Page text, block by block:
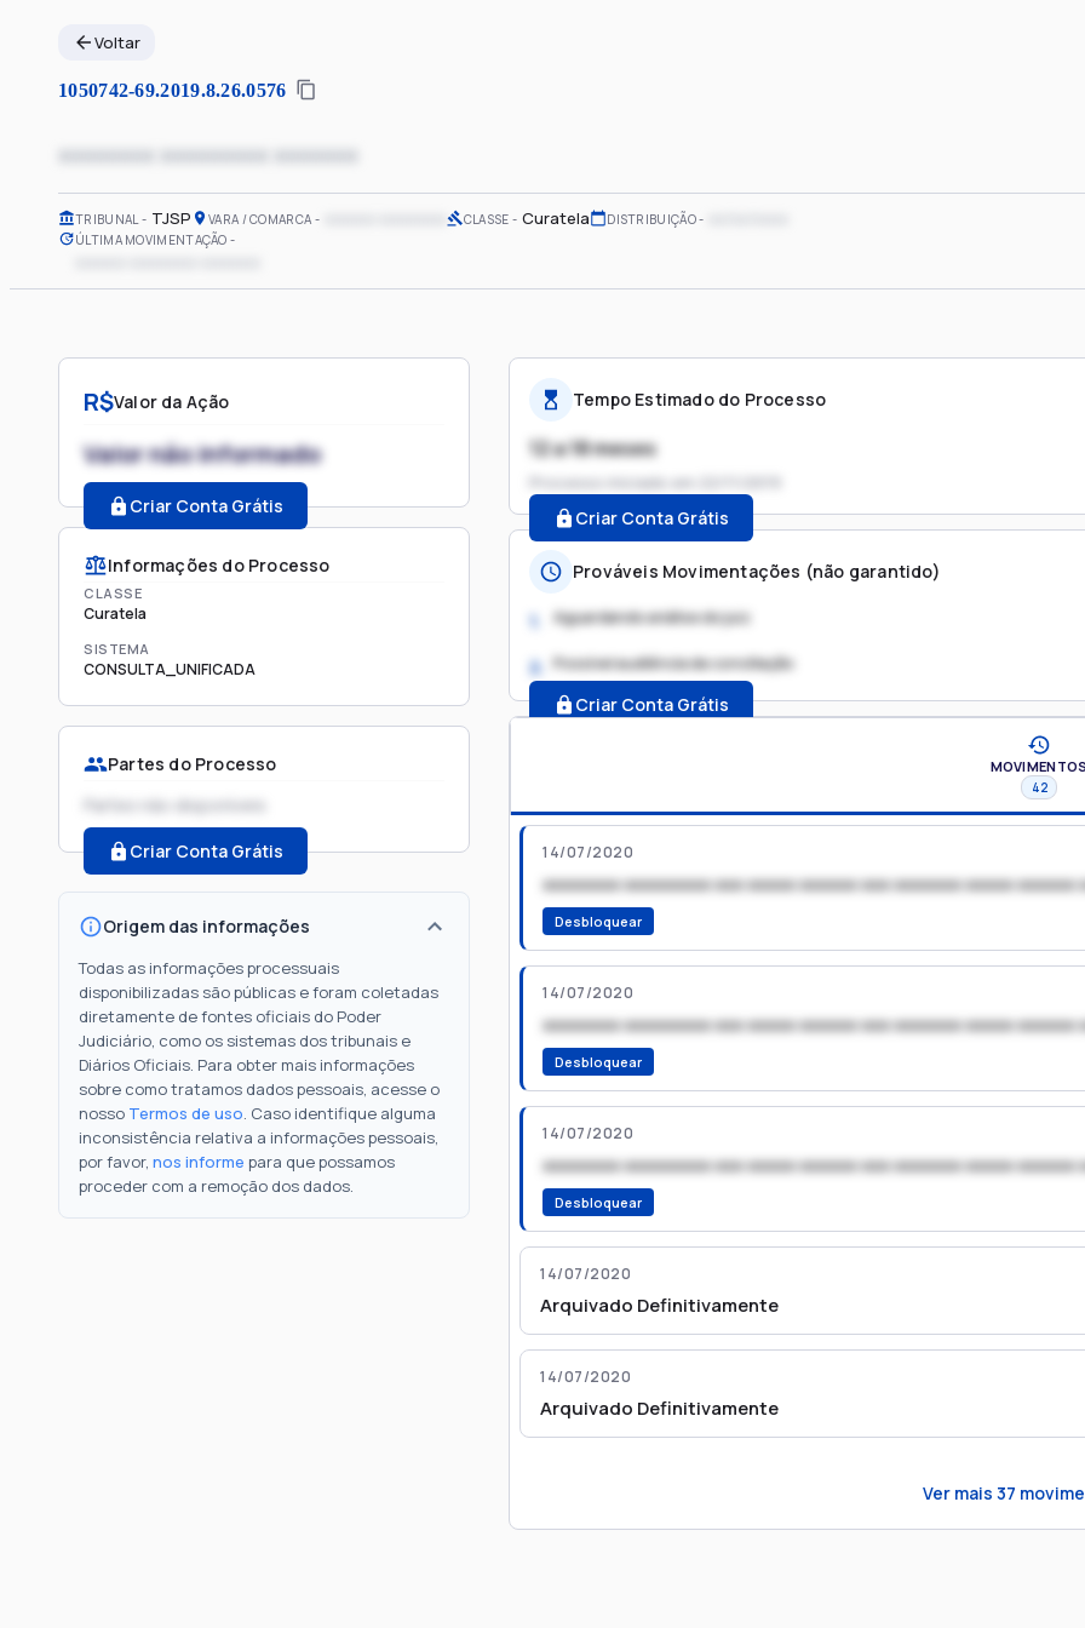
Voltar
1050742-69.2019.8.26.0576
xxxxxxxx xxxxxxxxx xxxxxxx
TRIBUNAL TJSP VARA / COMARCA CLASSE Curatela DISTRIBUIÇÃO
ÚLTIMA MOVIMENTAÇÃO
R$Valor da Ação
Valor não informado
Criar Conta Grátis
Informações do Processo
CLASSE
Curatela
SISTEMA
CONSULTA_UNIFICADA
Partes do Processo
Partes não disponíveis
Criar Conta Grátis
Origem das informações
Todas as informações processuais
disponibilizadas são públicas e foram coletadas
diretamente de fontes oficiais do Poder
Judiciário, como os sistemas dos tribunais e
Diários Oficiais. Para obter mais informações
sobre como tratamos dados pessoais, acesse o
nosso Termos de uso. Caso identifique alguma
inconsistência relativa a informações pessoais,
por favor, nos informe para que possamos
proceder com a remoção dos dados.
Tempo Estimado do Processo
12 a 18 meses
Processo iniciado em
Criar Conta Grátis
Prováveis Movimentações (não garantido)
1. Aguardando análise do juiz
2. Possível audiência de conciliação
Criar Conta Grátis
MOVIMENTOS
42
14/07/2020
xxxxxxxx xxxxxxxxx xxx xxxxx xxxxxx xxx xxxxxxx xxxxx xxxxxx
Desbloquear
14/07/2020
xxxxxxxx xxxxxxxxx xxx xxxxx xxxxxx xxx xxxxxxx xxxxx xxxxxx
Desbloquear
14/07/2020
xxxxxxxx xxxxxxxxx xxx xxxxx xxxxxx xxx xxxxxxx xxxxx xxxxxx
Desbloquear
14/07/2020
Arquivado Definitivamente
14/07/2020
Arquivado Definitivamente
Ver mais 37